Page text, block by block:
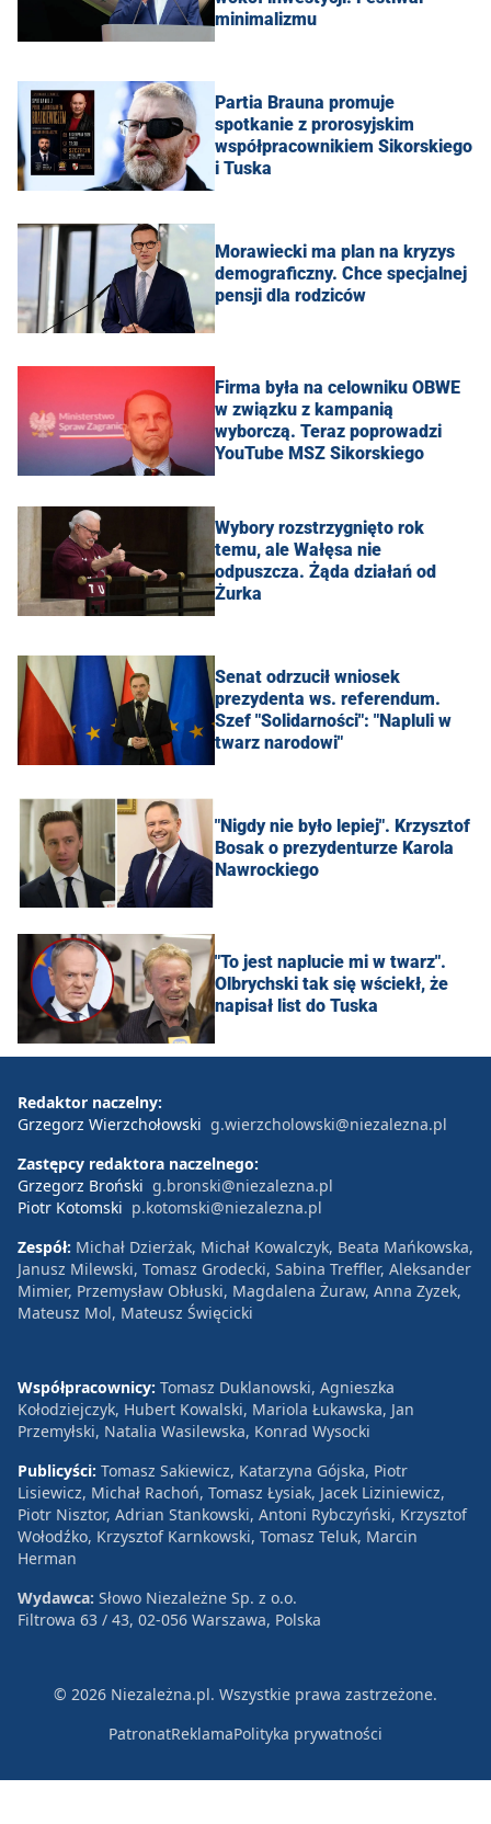
minimalizmu
Partia Brauna promuje
spotkanie z prorosyjskim
współpracownikiem Sikorskiego
i Tuska
Morawiecki ma plan na kryzys
demograficzny. Chce specjalnej
pensji dla rodziców
Firma była na celowniku OBWE
w związku z kampanią
wyborczą. Teraz poprowadzi
YouTube MSZ Sikorskiego
Wybory rozstrzygnięto rok
temu, ale Wałęsa nie
odpuszcza. Żąda działań od
Żurka
Senat odrzucił wniosek
prezydenta ws. referendum.
Szef "Solidarności": "Napluli w
twarz narodowi"
"Nigdy nie było lepiej". Krzysztof
Bosak o prezydenturze Karola
Nawrockiego
"To jest naplucie mi w twarz".
Olbrychski tak się wściekł, że
napisał list do Tuska
Redaktor naczelny:
Grzegorz Wierzchołowski g.wierzcholowski@niezalezna.pl
Zastępcy redaktora naczelnego:
Grzegorz Broński g.bronski@niezalezna.pl
Piotr Kotomski p.kotomski@niezalezna.pl
Zespół: Michał Dzierżak, Michał Kowalczyk, Beata Mańkowska,
Janusz Milewski, Tomasz Grodecki, Sabina Treffler, Aleksander
Mimier, Przemysław Obłuski, Magdalena Żuraw, Anna Zyzek,
Mateusz Mol, Mateusz Święcicki
Współpracownicy: Tomasz Duklanowski, Agnieszka
Kołodziejczyk, Hubert Kowalski, Mariola Łukawska, Jan
Przemyłski, Natalia Wasilewska, Konrad Wysocki
Publicyści: Tomasz Sakiewicz, Katarzyna Gójska, Piotr
Lisiewicz, Michał Rachoń, Tomasz Łysiak, Jacek Liziniewicz,
Piotr Nisztor, Adrian Stankowski, Antoni Rybczyński, Krzysztof
Wołodźko, Krzysztof Karnkowski, Tomasz Teluk, Marcin
Herman
Wydawca: Słowo Niezależne Sp. z o.o.
Filtrowa 63 / 43, 02-056 Warszawa, Polska
© 2026 Niezależna.pl. Wszystkie prawa zastrzeżone.
PatronatReklamaPolityka prywatności